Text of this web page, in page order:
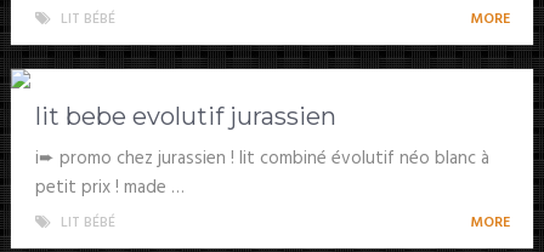
LIT BÉBÉ MORE
lit bebe evolutif jurassien
i➨ promo chez jurassien ! lit combiné évolutif néo blanc à
petit prix ! made …
LIT BÉBÉ MORE